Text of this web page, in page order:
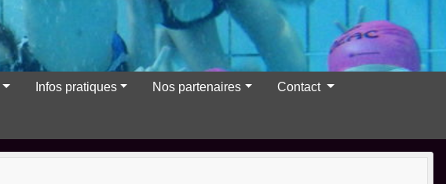
Infos pratiques Nos partenaires Contact